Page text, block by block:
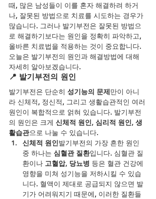
때, 많은 남성들이 이를 혼자 해결하려 하거
나, 잘못된 방법으로 치료를 시도하는 경우가
많습니다. 그러나 발기부전은 잘못된 방법으
로 해결하기보다는 원인을 정확히 파악하고,
올바른 치료법을 적용하는 것이 중요합니다.
오늘은 발기부전의 원인과 해결방법에 대해
자세히 알아보겠습니다.
📍 발기부전의 원인
발기부전은 단순히 성기능의 문제만이 아니
라 신체적, 정신적, 그리고 생활습관적인 여러
원인이 복합적으로 얽혀 있습니다. 발기부전
의 원인은 크게 신체적 원인, 심리적 원인, 생
활습관으로 나눌 수 있습니다.
신체적 원인발기부전의 가장 흔한 원인
중 하나는 심혈관 질환입니다. 심혈관 질
환이나 고혈압, 당뇨병 등은 혈관 건강에
영향을 미쳐 성기능을 저하시킬 수 있습
니다. 혈액이 제대로 공급되지 않으면 발
기가 어려워지기 때문에, 이러한 질환들